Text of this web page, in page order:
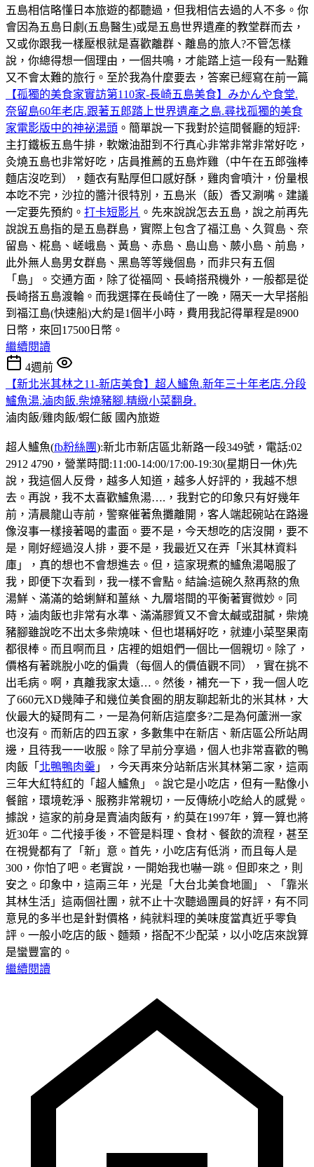
五島相信略懂日本旅遊的都聽過，但我相信去過的人不多。你
會因為五島日劇(五島醫生)或是五島世界遺產的教堂群而去，
又或你跟我一樣壓根就是喜歡離群、離島的旅人?不管怎樣
說，你總得想一個理由，一個共鳴，才能踏上這一段有一點難
又不會太難的旅行。至於我為什麼要去，答案已經寫在前一篇
【孤獨的美食家實訪第110家-長崎五島美食】みかんや食堂.
奈留島60年老店.跟著五郎踏上世界遺產之島.尋找孤獨的美食
家電影版中的神祕湯頭 。簡單說一下我對於這間餐廳的短評:
主打鐵板五島牛排，軟嫩油甜到不行真心非常非常非常好吃，
灸燒五島也非常好吃，店員推薦的五島炸雞（中午在五郎強棒
麵店沒吃到），麵衣有點厚但口感好酥，雞肉會噴汁，份量根
本吃不完，沙拉的醬汁很特別，五島米（飯）香又涮嘴。建議
一定要先預約。 打卡短影片 。先來說說怎去五島，說之前再先
說說五島指的是五島群島，實際上包含了福江島、久賀島、奈
留島、椛島、嵯峨島、黃島、赤島、島山島、蕨小島、前島，
此外無人島男女群島、黑島等等幾個島，而非只有五個
「島」。交通方面，除了從福岡、長崎搭飛機外，一般都是從
長崎搭五島渡輪。而我選擇在長崎住了一晚，隔天一大早搭船
到福江島(快速船)大約是1個半小時，費用我記得單程是8900
日幣，來回17500日幣。
繼續閱讀
4週前
【新北米其林之11-新店美食】超人鱸魚.新年三十年老店.分段
鱸魚湯.滷肉飯.柴燒豬腳.精緻小菜翻身.
滷肉飯/雞肉飯/蝦仁飯 國內旅遊
超人鱸魚(fb粉絲團):新北市新店區北新路一段349號，電話:02
2912 4790，營業時間:11:00-14:00/17:00-19:30(星期日一休)先
說，我這個人反骨，越多人知道，越多人好評的，我越不想
去。再說，我不太喜歡鱸魚湯….，我對它的印象只有好幾年
前，清晨龍山寺前，警察催著魚攤離開，客人端起碗站在路邊
像沒事一樣接著喝的畫面。要不是，今天想吃的店沒開，要不
是，剛好經過沒人排，要不是，我最近又在弄「米其林資料
庫」，真的想也不會想進去。但，這家現煮的鱸魚湯喝服了
我，即便下次看到，我一樣不會點。結論:這碗久熬再熬的魚
湯鮮、滿滿的蛤蜊鮮和薑𢇃、九層塔間的平衡著實微妙。同
時，滷肉飯也非常有水準、滿滿膠質又不會太鹹或甜膩，柴燒
豬腳雖說吃不出太多柴燒味、但也堪稱好吃，就連小菜埾果南
都很棒。而且啊而且，店裡的姐姐們一個比一個親切。除了，
價格有著跳脫小吃的偏貴（每個人的價值觀不同），實在挑不
出毛病。啊，真離我家太遠…。然後，補充一下，我一個人吃
了660元XD幾陣子和幾位美食圈的朋友聊起新北的米其林，大
伙最大的疑問有二，一是為何新店這麼多?二是為何蘆洲一家
也沒有。而新店的四五家，多數集中在新店、新店區公所站周
邊，且待我一一收服。除了早前分享過，個人也非常喜歡的鴨
肉飯「 北鴨鴨肉羹 」，今天再來分站新店米其林第二家，這兩
三年大紅特紅的「超人鱸魚」。說它是小吃店，但有一點像小
餐館，環境乾淨、服務非常親切，一反傳統小吃給人的感覺。
據說，這家的前身是賣滷肉飯有，約莫在1997年，算一算也將
近30年。二代接手後，不管是料理、食材、餐飲的流程，甚至
在視覺都有了「新」意。首先，小吃店有低消，而且每人是
300，你怕了吧。老實說，一開始我也嚇一跳。但即來之，則
安之。印象中，這兩三年，光是「大台北美食地圖」、「靠米
其林生活」這兩個社團，就不止十次聽過團員的好評，有不同
意見的多半也是針對價格，純就料理的美味度當真近乎零負
評。一般小吃店的飯、麵類，搭配不少配菜，以小吃店來說算
是蠻豐富的。
繼續閱讀